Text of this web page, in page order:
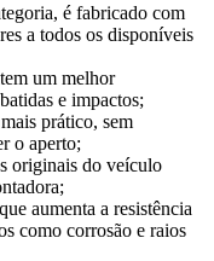
é fabricado com
a todos os disponíveis
um melhor
e impactos;
prático, sem
o aperto;
originais do veículo
aumenta a resistência
como corrosão e raios